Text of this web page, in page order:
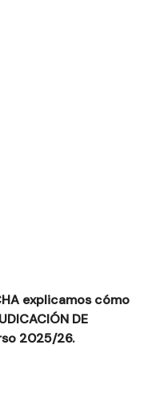
explicamos cómo
DE
2025/26.